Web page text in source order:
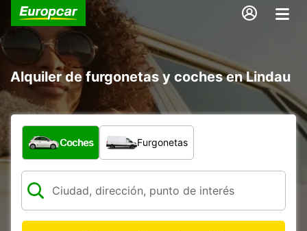
Alquiler de furgonetas y coches en Lindau
¿Qué tipo de vehículo?
Coches Furgonetas